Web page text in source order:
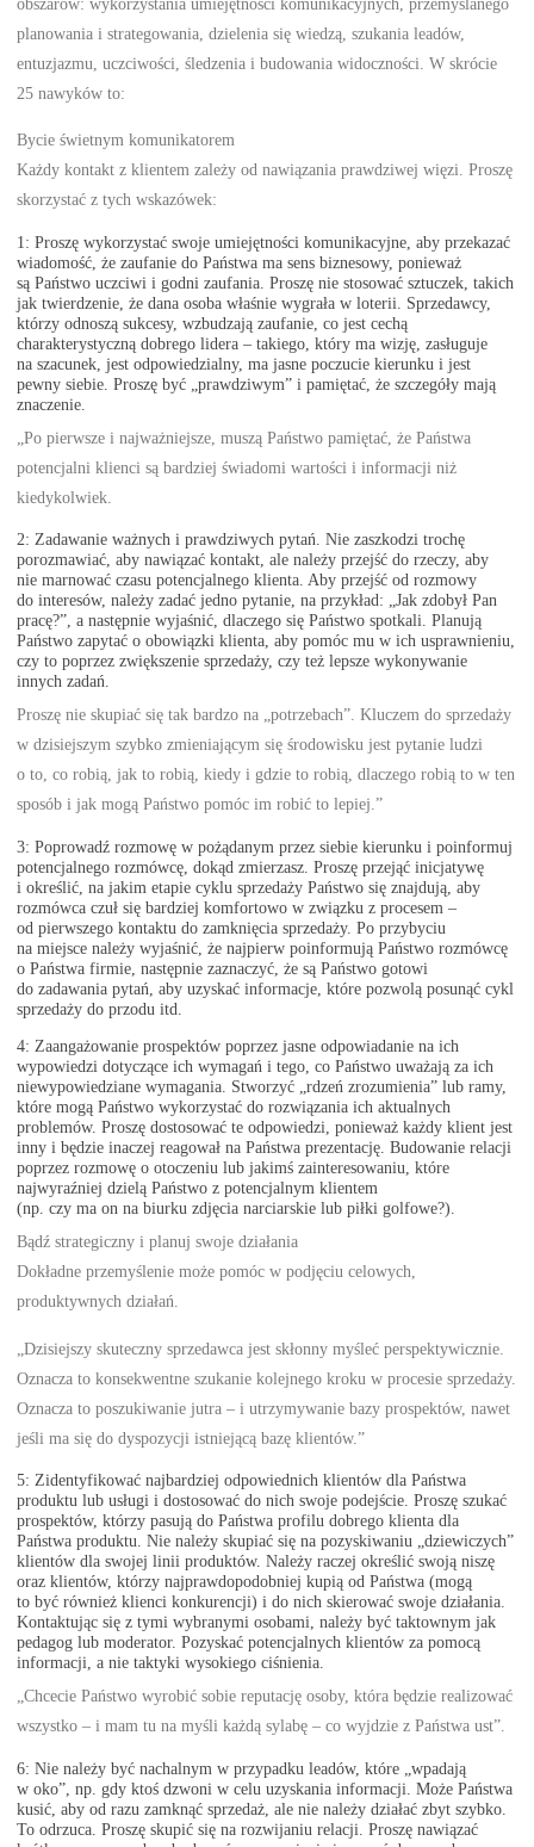
planowania i strategowania, dzielenia się wiedzą, szukania leadów,
entuzjazmu, uczciwości, śledzenia i budowania widoczności. W skrócie
25 nawyków to:
Bycie świetnym komunikatorem
Każdy kontakt z klientem zależy od nawiązania prawdziwej więzi. Proszę
skorzystać z tych wskazówek:
1: Proszę wykorzystać swoje umiejętności komunikacyjne, aby przekazać
wiadomość, że zaufanie do Państwa ma sens biznesowy, ponieważ
są Państwo uczciwi i godni zaufania. Proszę nie stosować sztuczek, takich
jak twierdzenie, że dana osoba właśnie wygrała w loterii. Sprzedawcy,
którzy odnoszą sukcesy, wzbudzają zaufanie, co jest cechą
charakterystyczną dobrego lidera – takiego, który ma wizję, zasługuje
na szacunek, jest odpowiedzialny, ma jasne poczucie kierunku i jest
pewny siebie. Proszę być „prawdziwym” i pamiętać, że szczegóły mają
znaczenie.
„Po pierwsze i najważniejsze, muszą Państwo pamiętać, że Państwa
potencjalni klienci są bardziej świadomi wartości i informacji niż
kiedykolwiek.
2: Zadawanie ważnych i prawdziwych pytań. Nie zaszkodzi trochę
porozmawiać, aby nawiązać kontakt, ale należy przejść do rzeczy, aby
nie marnować czasu potencjalnego klienta. Aby przejść od rozmowy
do interesów, należy zadać jedno pytanie, na przykład: „Jak zdobył Pan
pracę?”, a następnie wyjaśnić, dlaczego się Państwo spotkali. Planują
Państwo zapytać o obowiązki klienta, aby pomóc mu w ich usprawnieniu,
czy to poprzez zwiększenie sprzedaży, czy też lepsze wykonywanie
innych zadań.
Proszę nie skupiać się tak bardzo na „potrzebach”. Kluczem do sprzedaży
w dzisiejszym szybko zmieniającym się środowisku jest pytanie ludzi
o to, co robią, jak to robią, kiedy i gdzie to robią, dlaczego robią to w ten
sposób i jak mogą Państwo pomóc im robić to lepiej.”
3: Poprowadź rozmowę w pożądanym przez siebie kierunku i poinformuj
potencjalnego rozmówcę, dokąd zmierzasz. Proszę przejąć inicjatywę
i określić, na jakim etapie cyklu sprzedaży Państwo się znajdują, aby
rozmówca czuł się bardziej komfortowo w związku z procesem –
od pierwszego kontaktu do zamknięcia sprzedaży. Po przybyciu
na miejsce należy wyjaśnić, że najpierw poinformują Państwo rozmówcę
o Państwa firmie, następnie zaznaczyć, że są Państwo gotowi
do zadawania pytań, aby uzyskać informacje, które pozwolą posunąć cykl
sprzedaży do przodu itd.
4: Zaangażowanie prospektów poprzez jasne odpowiadanie na ich
wypowiedzi dotyczące ich wymagań i tego, co Państwo uważają za ich
niewypowiedziane wymagania. Stworzyć „rdzeń zrozumienia” lub ramy,
które mogą Państwo wykorzystać do rozwiązania ich aktualnych
problemów. Proszę dostosować te odpowiedzi, ponieważ każdy klient jest
inny i będzie inaczej reagował na Państwa prezentację. Budowanie relacji
poprzez rozmowę o otoczeniu lub jakimś zainteresowaniu, które
najwyraźniej dzielą Państwo z potencjalnym klientem
(np. czy ma on na biurku zdjęcia narciarskie lub piłki golfowe?).
Bądź strategiczny i planuj swoje działania
Dokładne przemyślenie może pomóc w podjęciu celowych,
produktywnych działań.
„Dzisiejszy skuteczny sprzedawca jest skłonny myśleć perspektywicznie.
Oznacza to konsekwentne szukanie kolejnego kroku w procesie sprzedaży.
Oznacza to poszukiwanie jutra – i utrzymywanie bazy prospektów, nawet
jeśli ma się do dyspozycji istniejącą bazę klientów.”
5: Zidentyfikować najbardziej odpowiednich klientów dla Państwa
produktu lub usługi i dostosować do nich swoje podejście. Proszę szukać
prospektów, którzy pasują do Państwa profilu dobrego klienta dla
Państwa produktu. Nie należy skupiać się na pozyskiwaniu „dziewiczych”
klientów dla swojej linii produktów. Należy raczej określić swoją niszę
oraz klientów, którzy najprawdopodobniej kupią od Państwa (mogą
to być również klienci konkurencji) i do nich skierować swoje działania.
Kontaktując się z tymi wybranymi osobami, należy być taktownym jak
pedagog lub moderator. Pozyskać potencjalnych klientów za pomocą
informacji, a nie taktyki wysokiego ciśnienia.
„Chcecie Państwo wyrobić sobie reputację osoby, która będzie realizować
wszystko – i mam tu na myśli każdą sylabę – co wyjdzie z Państwa ust”.
6: Nie należy być nachalnym w przypadku leadów, które „wpadają
w oko”, np. gdy ktoś dzwoni w celu uzyskania informacji. Może Państwa
kusić, aby od razu zamknąć sprzedaż, ale nie należy działać zbyt szybko.
To odrzuca. Proszę skupić się na rozwijaniu relacji. Proszę nawiązać